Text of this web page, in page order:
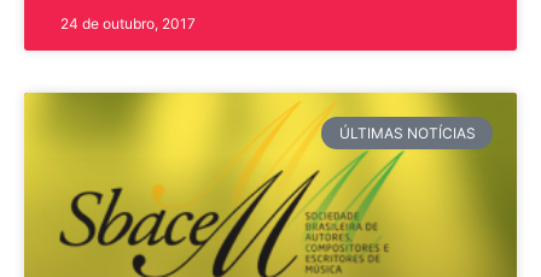
24 de outubro, 2017
ÚLTIMAS NOTÍCIAS